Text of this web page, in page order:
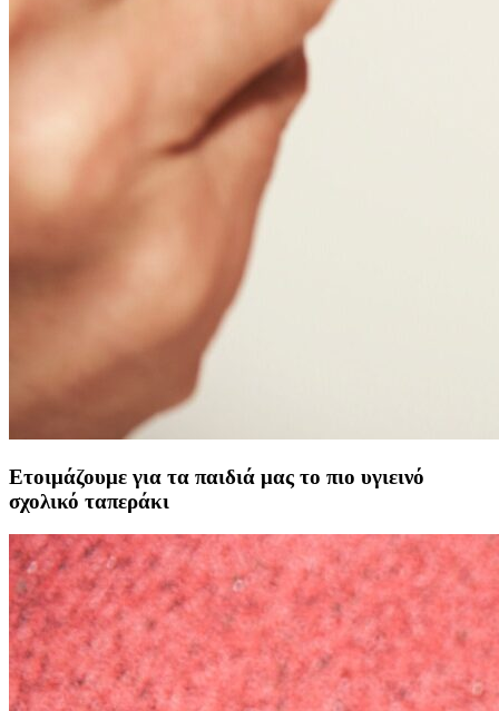
Ετοιμάζουμε για τα παιδιά μας το πιο υγιεινό
σχολικό ταπεράκι